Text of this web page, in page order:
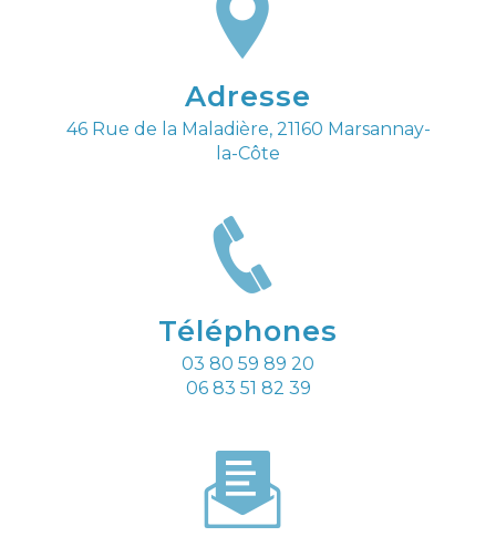
Adresse
46 Rue de la Maladière, 21160 Marsannay-
la-Côte
Téléphones
03 80 59 89 20
06 83 51 82 39